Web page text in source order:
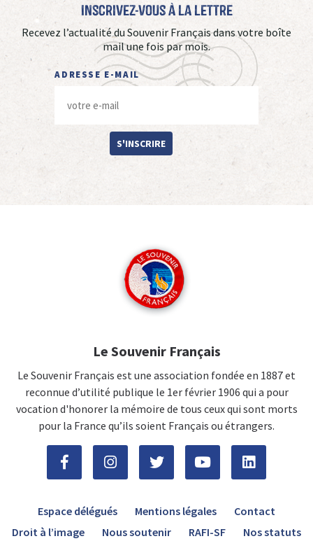
Inscrivez-vous à La Lettre
Recevez l’actualité du Souvenir Français dans votre boîte
mail une fois par mois.
ADRESSE E-MAIL
S'INSCRIRE
Le Souvenir Français
Le Souvenir Français est une association fondée en 1887 et
reconnue d’utilité publique le 1er février 1906 qui a pour
vocation d'honorer la mémoire de tous ceux qui sont morts
pour la France qu’ils soient Français ou étrangers.
Espace délégués Mentions légales
Contact
Droit à l’image
Nous soutenir RAFI-SF Nos statuts